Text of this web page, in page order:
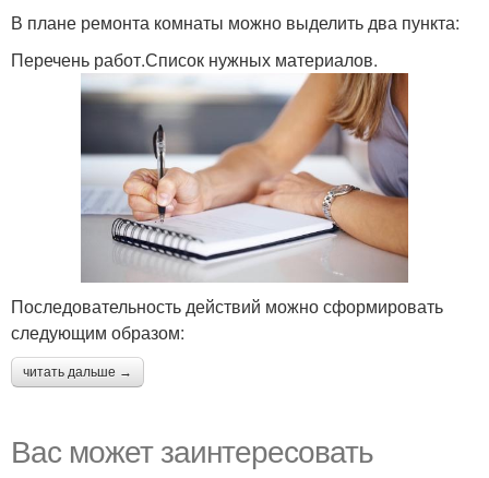
В плане ремонта комнаты можно выделить два пункта:
Перечень работ.Список нужных материалов.
Последовательность действий можно сформировать
следующим образом:
читать дальше →
Вас может заинтересовать